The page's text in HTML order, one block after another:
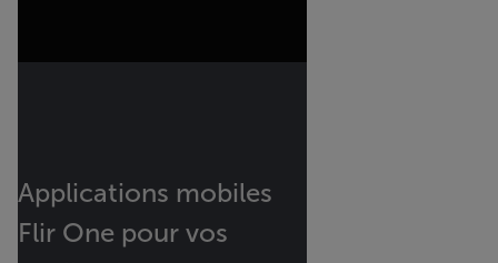
Applications mobiles
Flir One pour vos